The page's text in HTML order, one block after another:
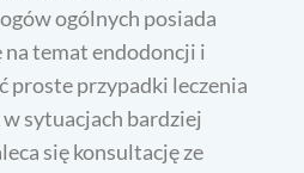
ogólnych posiada
temat endodoncji i
proste przypadki leczenia
w sytuacjach bardziej
się konsultację ze